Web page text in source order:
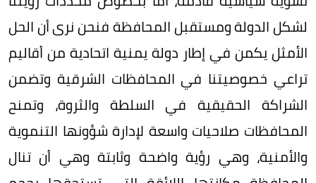
لشكل الدولة ومستقبل المحافظة فنحن نرى أن الحل
الأمثل يكمن في إطار دولة يمنية اتحادية من أقاليم
تراعي خصوصيتنا في المحافظات الشرقية وتضمن
الشراكة الحقيقية في السلطة والثروة، وتمنح
المحافظات صلاحيات واسعة لإدارة شؤونها التنموية
والأمنية، وهي رؤية واضحة وثابتة وهي أن تنال